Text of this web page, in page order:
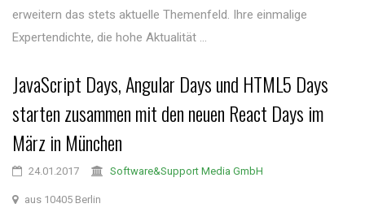
erweitern das stets aktuelle Themenfeld. Ihre einmalige
Expertendichte, die hohe Aktualität ...
JavaScript Days, Angular Days und HTML5 Days
starten zusammen mit den neuen React Days im
März in München
24.01.2017 Software&Support Media GmbH
aus 10405 Berlin